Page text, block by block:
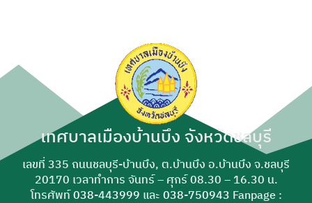
เทศบาลเมืองบ้านบึง จังหวัดชลบุรี
เลขที่ 335 ถนนชลบุรี-บ้านบึง, ต.บ้านบึง อ.บ้านบึง จ.ชลบุรี
20170 เวลาทำการ จันทร์ – ศุกร์ 08.30 – 16.30 น.
โทรศัพท์038-443999 และ 038-750943 Fanpage :